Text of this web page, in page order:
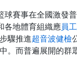
賽事在全國激發
各地體育組織應員
驟推進超音波健檢
。而普遍展開的群